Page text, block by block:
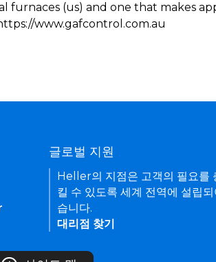
(us) and one that makes
www.gafcontrol.com.au
글로벌 지원
Heller의 지점은 고객의 필요를
킬 수 있도록 세계 전역에 설립되
습니다.
대리점 찾기